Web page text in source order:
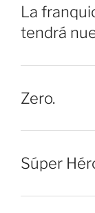
La
tendrá
Zero.
Súper